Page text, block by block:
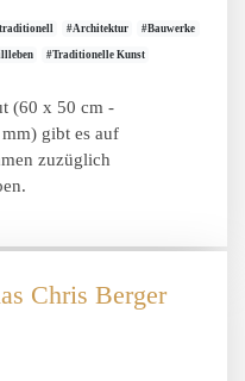
#Architektur #Bauwerke
#Traditionelle Kunst
(60 x 50 cm -
gibt es auf
zuzüglich
Chris Berger